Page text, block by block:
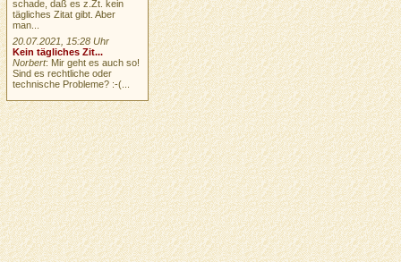
schade, daß es z.Zt. kein
tägliches Zitat gibt. Aber
man...
20.07.2021, 15:28 Uhr
Kein tägliches Zit...
Norbert: Mir geht es auch so!
Sind es rechtliche oder
technische Probleme? :-(...